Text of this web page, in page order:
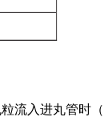
流入进丸管